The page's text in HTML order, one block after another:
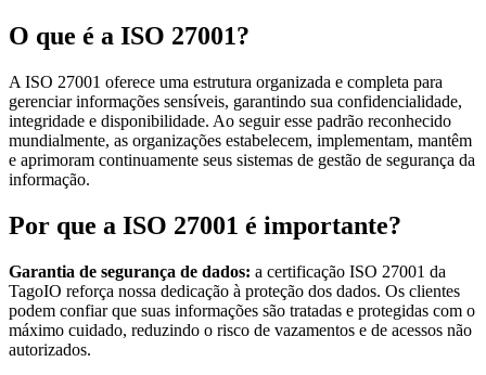
O que é a ISO 27001?
A ISO 27001 oferece uma estrutura organizada e completa para
gerenciar informações sensíveis, garantindo sua confidencialidade,
integridade e disponibilidade. Ao seguir esse padrão reconhecido
mundialmente, as organizações estabelecem, implementam, mantêm
e aprimoram continuamente seus sistemas de gestão de segurança da
informação.
Por que a ISO 27001 é importante?
Garantia de segurança de dados: a certificação ISO 27001 da
TagoIO reforça nossa dedicação à proteção dos dados. Os clientes
podem confiar que suas informações são tratadas e protegidas com o
máximo cuidado, reduzindo o risco de vazamentos e de acessos não
autorizados.